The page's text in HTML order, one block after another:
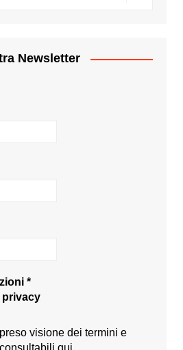
Newsletter
*
privacy
visione dei termini e